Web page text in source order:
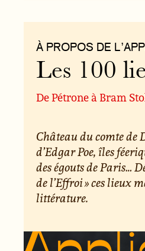
À PROPOS DE
Les 100
De Pétrone à Bram
Château du comte de
d’Edgar Poe, îles
des égouts de Paris…
de l’Effroi » ces lieux
littérature.